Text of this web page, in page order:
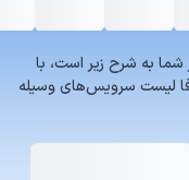
مورد نظر شما به شرح زیر است، با
لیست سرویس‌های وسیله